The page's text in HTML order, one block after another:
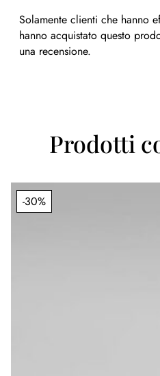
Solamente clienti che hanno
hanno acquistato questo
una recensione.
Prodotti
-30%